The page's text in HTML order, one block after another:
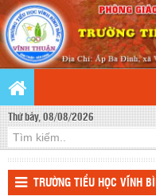
Thứ bảy, 08/08/2026
TRƯỜNG TIỂU HỌC VĨNH